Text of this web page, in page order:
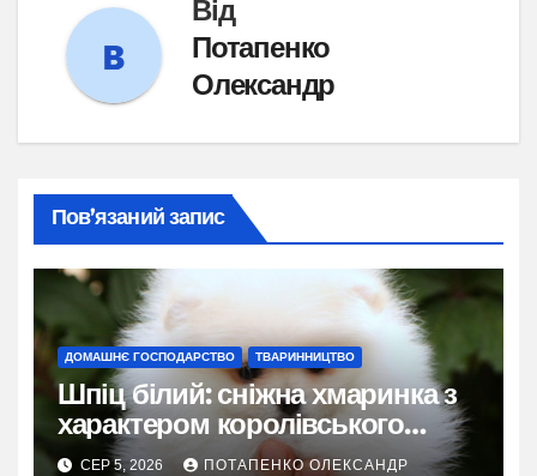
Від
Потапенко
Олександр
Пов’язаний запис
ДОМАШНЄ ГОСПОДАРСТВО ТВАРИННИЦТВО
Шпіц білий: сніжна хмаринка з
характером королівського
фаворита
СЕР 5, 2026 ПОТАПЕНКО ОЛЕКСАНДР